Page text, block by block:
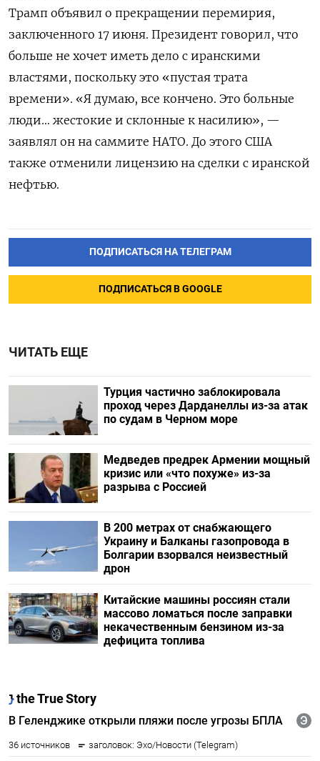
Трамп объявил о прекращении перемирия,
заключенного 17 июня. Президент говорил, что
больше не хочет иметь дело с иранскими
властями, поскольку это «пустая трата
времени». «Я думаю, все кончено. Это больные
люди… жестокие и склонные к насилию», —
заявлял он на саммите НАТО. До этого США
также отменили лицензию на сделки с иранской
нефтью.
ПОДПИСАТЬСЯ НА ТЕЛЕГРАМ
ПОДПИСАТЬСЯ В GOOGLE
ЧИТАТЬ ЕЩЕ
Турция частично заблокировала
проход через Дарданеллы из-за атак
по судам в Черном море
Медведев предрек Армении мощный
кризис или «что похуже» из-за
разрыва с Россией
В 200 метрах от снабжающего
Украину и Балканы газопровода в
Болгарии взорвался неизвестный
дрон
Китайские машины россиян стали
массово ломаться после заправки
некачественным бензином из-за
дефицита топлива